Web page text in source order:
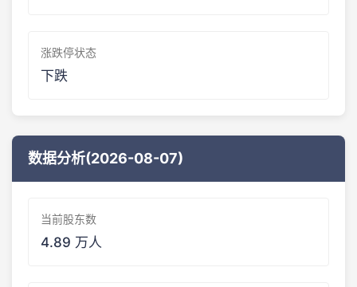
涨跌停状态
下跌
数据分析(2026-08-07)
当前股东数
4.89 万人